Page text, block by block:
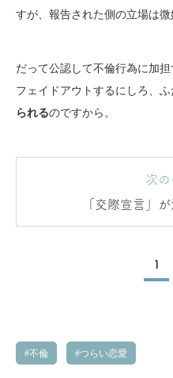
すが、報告された側の立場は微
だって公認して不倫行為に加
フェイドアウトするにしろ、
られるのですから。
次の
「交際宣言」
1
不倫 つらい恋愛